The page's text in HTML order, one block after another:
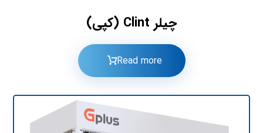
چیلر Clint (کپی)
Read more